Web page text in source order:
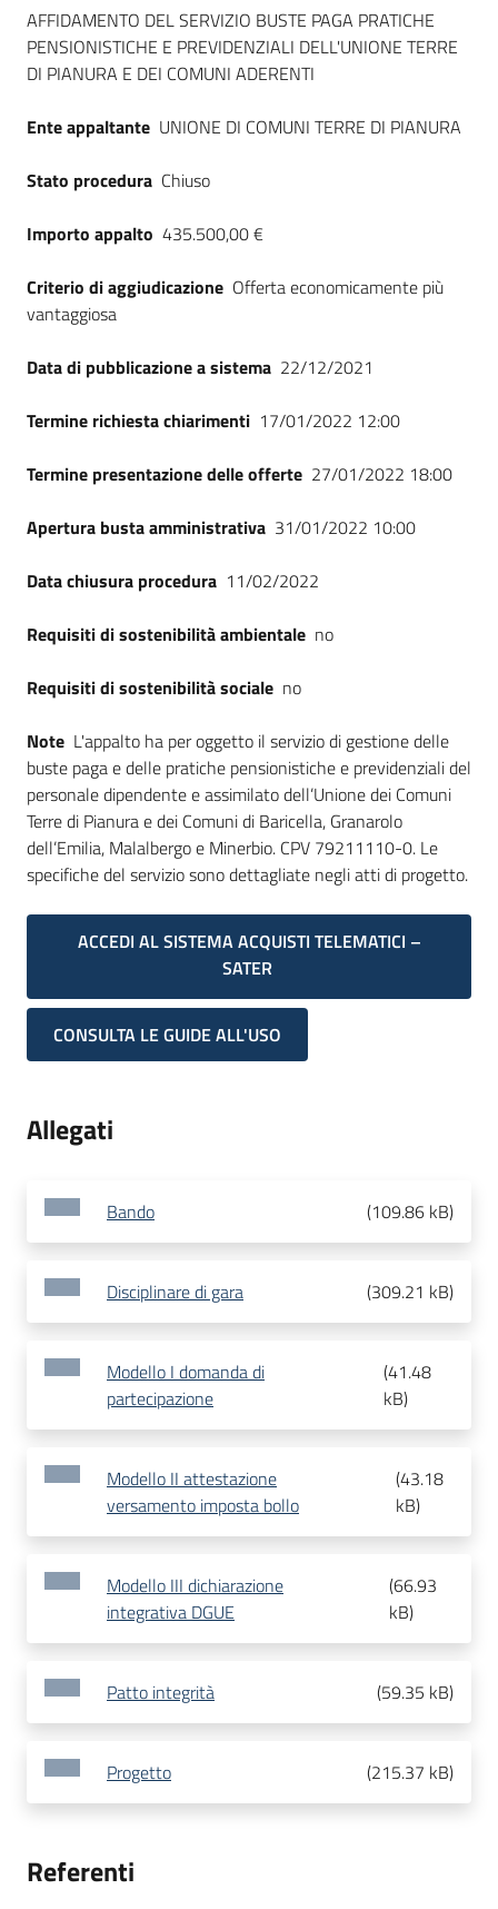
Dati del bando
AFFIDAMENTO DEL SERVIZIO BUSTE PAGA PRATICHE
PENSIONISTICHE E PREVIDENZIALI DELL'UNIONE TERRE
DI PIANURA E DEI COMUNI ADERENTI
Ente appaltante UNIONE DI COMUNI TERRE DI PIANURA
Stato procedura Chiuso
Importo appalto 435.500,00 €
Criterio di aggiudicazione Offerta economicamente più
vantaggiosa
Data di pubblicazione a sistema 22/12/2021
Termine richiesta chiarimenti 17/01/2022 12:00
Termine presentazione delle offerte 27/01/2022 18:00
Apertura busta amministrativa 31/01/2022 10:00
Data chiusura procedura 11/02/2022
Requisiti di sostenibilità ambientale no
Requisiti di sostenibilità sociale no
Note L'appalto ha per oggetto il servizio di gestione delle
buste paga e delle pratiche pensionistiche e previdenziali del
personale dipendente e assimilato dell’Unione dei Comuni
Terre di Pianura e dei Comuni di Baricella, Granarolo
dell’Emilia, Malalbergo e Minerbio. CPV 79211110-0. Le
specifiche del servizio sono dettagliate negli atti di progetto.
ACCEDI AL SISTEMA ACQUISTI TELEMATICI –
SATER
CONSULTA LE GUIDE ALL'USO
Allegati
Bando (109.86 kB)
Disciplinare di gara (309.21 kB)
Modello I domanda di
partecipazione
(41.48
kB)
Modello II attestazione
versamento imposta bollo
(43.18
kB)
Modello III dichiarazione
integrativa DGUE
(66.93
kB)
Patto integrità (59.35 kB)
Progetto (215.37 kB)
Referenti